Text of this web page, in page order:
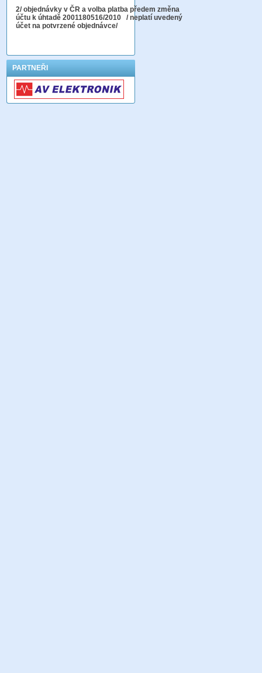
2/ objednávky v ČR a volba platba předem změna
účtu k úhtadě 2001180516/2010 / neplatí uvedený
účet na potvrzené objednávce/
PARTNEŘI